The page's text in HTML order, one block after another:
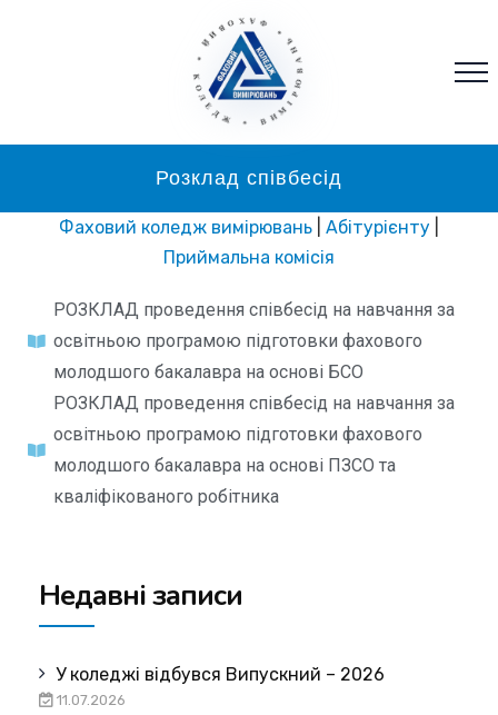
* ФАХОВИЙ * КОЛЕДЖ * ВИМІРЮВАНЬ
Розклад співбесід
Фаховий коледж вимірювань Абітурієнту
Приймальна комісія
РОЗКЛАД проведення співбесід на навчання за
освітньою програмою підготовки фахового
молодшого бакалавра на основі БСО
РОЗКЛАД проведення співбесід на навчання за
освітньою програмою підготовки фахового
молодшого бакалавра на основі ПЗСО та
кваліфікованого робітника
Недавні записи
У коледжі відбувся Випускний – 2026
11.07.2026